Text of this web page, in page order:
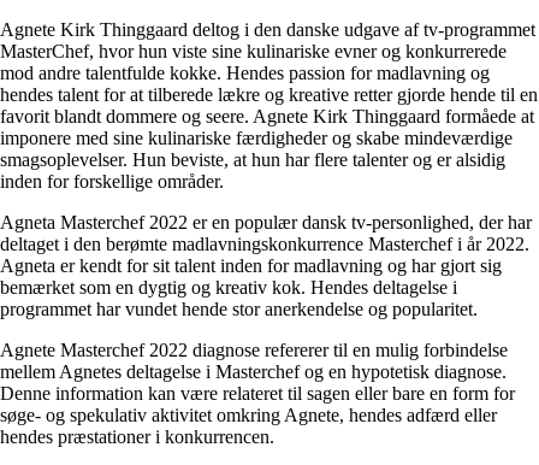
Agnete Kirk Thinggaard deltog i den danske udgave af tv-programmet
MasterChef, hvor hun viste sine kulinariske evner og konkurrerede
mod andre talentfulde kokke. Hendes passion for madlavning og
hendes talent for at tilberede lækre og kreative retter gjorde hende til en
favorit blandt dommere og seere. Agnete Kirk Thinggaard formåede at
imponere med sine kulinariske færdigheder og skabe mindeværdige
smagsoplevelser. Hun beviste, at hun har flere talenter og er alsidig
inden for forskellige områder.
Agneta Masterchef 2022 er en populær dansk tv-personlighed, der har
deltaget i den berømte madlavningskonkurrence Masterchef i år 2022.
Agneta er kendt for sit talent inden for madlavning og har gjort sig
bemærket som en dygtig og kreativ kok. Hendes deltagelse i
programmet har vundet hende stor anerkendelse og popularitet.
Agnete Masterchef 2022 diagnose refererer til en mulig forbindelse
mellem Agnetes deltagelse i Masterchef og en hypotetisk diagnose.
Denne information kan være relateret til sagen eller bare en form for
søge- og spekulativ aktivitet omkring Agnete, hendes adfærd eller
hendes præstationer i konkurrencen.